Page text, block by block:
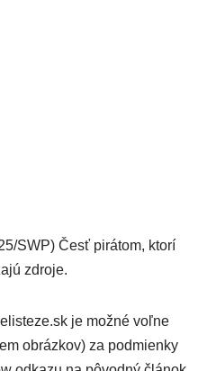
SWP) Česť pirátom, ktorí
zdroje.
je možné voľne
obrázkov) za podmienky